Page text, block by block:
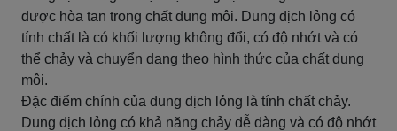
được hòa tan trong chất dung môi. Dung dịch lỏng có
tính chất là có khối lượng không đổi, có độ nhớt và có
thể chảy và chuyển dạng theo hình thức của chất dung
môi.
Đặc điểm chính của dung dịch lỏng là tính chất chảy.
Dung dịch lỏng có khả năng chảy dễ dàng và có độ nhớt